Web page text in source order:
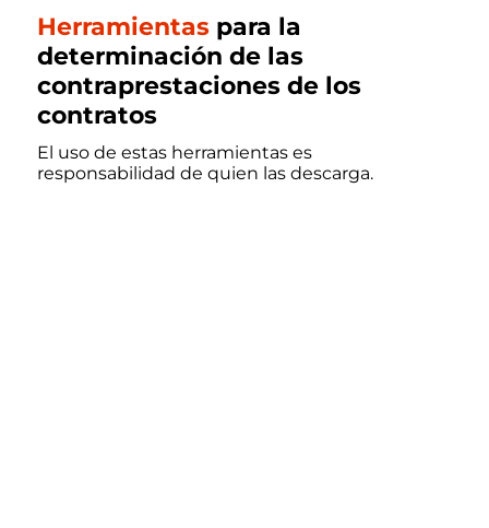
Herramientaspara la
determinación de las
contraprestaciones de los
contratos
El uso de estas herramientas es
responsabilidad de quien las descarga.